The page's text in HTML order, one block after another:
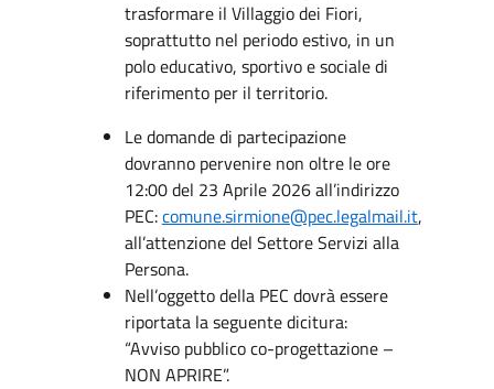
trasformare il Villaggio dei Fiori,
soprattutto nel periodo estivo, in un
polo educativo, sportivo e sociale di
riferimento per il territorio.
Le domande di partecipazione
dovranno pervenire non oltre le ore
12:00 del 23 Aprile 2026 all’indirizzo
PEC:comune.sirmione@pec.legalmail.it,
all’attenzione del Settore Servizi alla
Persona.
Nell’oggetto della PEC dovrà essere
riportata la seguente dicitura:
“Avviso pubblico co-progettazione –
NON APRIRE”.